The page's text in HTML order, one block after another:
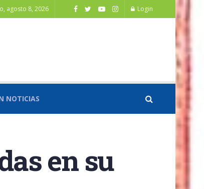
agosto 8, 2026 Login
NOTICIAS
en su